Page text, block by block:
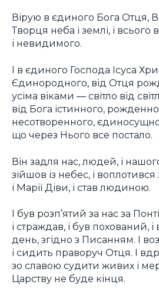
Вірую в єдиного Бога Отця,
Творця неба і землі, і
і невидимого.
І в єдиного Господа Ісуса
Єдинородного, від Отця
усіма віками — світло від
від Бога істинного,
несотворенного,
що через Нього все постало.
Він задля нас, людей, і
зійшов із небес, і воплотився
і Марії Діви, і став людиною.
І був розп’ятий за нас за
і страждав, і був похований, і
день, згідно з Писанням. І
і сидить праворуч Отця. І
зо славою судити живих і
Царству не буде кінця.